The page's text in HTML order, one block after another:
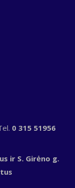
0 315 51956
ir S. Girėno g.